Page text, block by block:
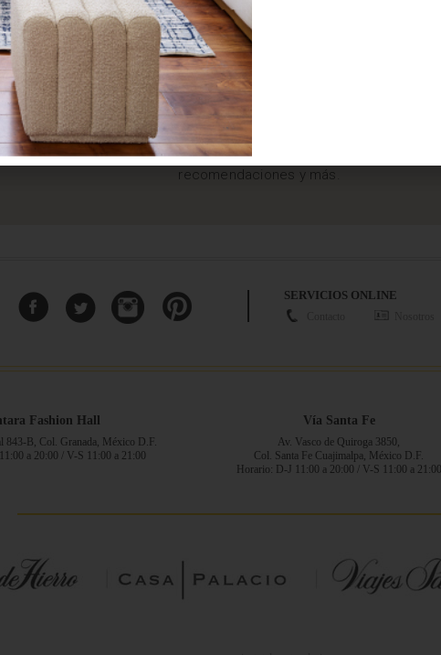
¿BUSCAS MÁS
INSPIRACIÓN?
Suscríbete y recibe tips, promociones, ideas, tendencias,
recomendaciones y más.
SERVICIOS ONLINE
Fashion Hall
843-B, Col. Granada, México D.F.
a 20:00 / V-S 11:00 a 21:00
Vía Santa Fe
Av. Vasco de Quiroga 3850,
Col. Santa Fe Cuajimalpa, México D.F.
Horario: D-J 11:00 a 20:00 / V-S 11:00 a 21:00